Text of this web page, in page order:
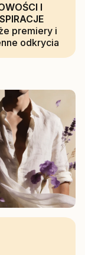
I
premiery i
odkrycia